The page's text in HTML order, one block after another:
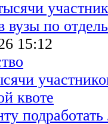
15:12
квоте